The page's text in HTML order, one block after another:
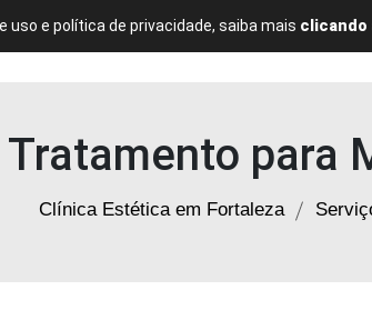
Tratamento para
Clínica Estética em Fortaleza
e política de privacidade, saiba mais clicando